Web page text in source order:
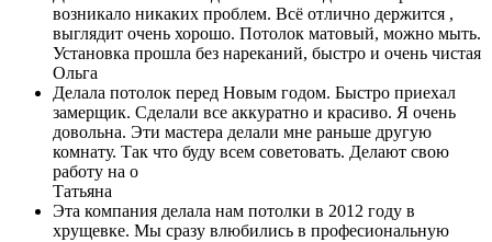
возникало никаких проблем. Всё отлично держится ,
выглядит очень хорошо. Потолок матовый, можно мыть.
Установка прошла без нареканий, быстро и очень чистая
Ольга
Делала потолок перед Новым годом. Быстро приехал
замерщик. Сделали все аккуратно и красиво. Я очень
довольна. Эти мастера делали мне раньше другую
комнату. Так что буду всем советовать. Делают свою
работу на о
Татьяна
Эта компания делала нам потолки в 2012 году в
хрущевке. Мы сразу влюбились в професиональную